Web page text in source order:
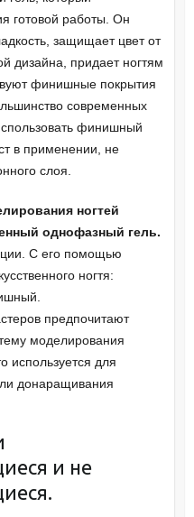
готовой работы. Он
защищает цвет от
дизайна, придает ногтям
финишные покрытия
современных
финишный
в применении, не
слоя.
ногтей
однофазный гель.
C его помощью
ногтя:
предпочитают
моделирования
используется для
донаращивания
и не